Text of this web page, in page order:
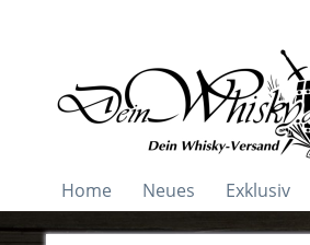
Home Neues Exklusiv